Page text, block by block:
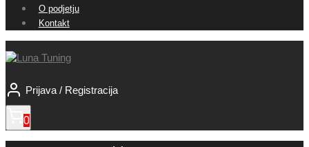
O podjetju
Kontakt
Prijava / Registracija
0